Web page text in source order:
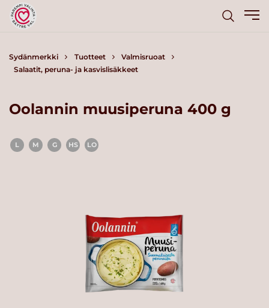
Sydänmerkki Tuotteet
Valmisruoat
Salaatit, peruna- ja kasvislisäkkeet
Oolannin muusiperuna 400 g
L M G HS LO